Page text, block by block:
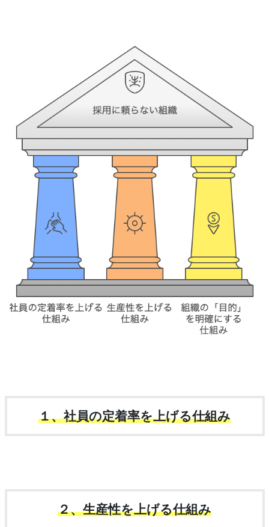
１、社員の定着率を上げる仕組み
２、生産性を上げる仕組み